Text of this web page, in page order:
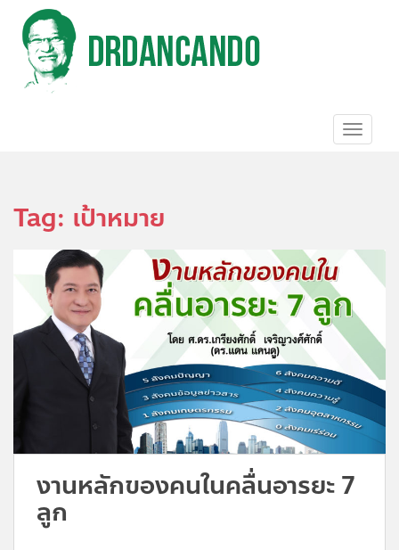
Tag: เป้าหมาย
งานหลักของคนในคลื่นอารยะ 7
ลูก